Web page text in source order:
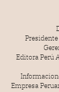
Editora Perú
Empresa